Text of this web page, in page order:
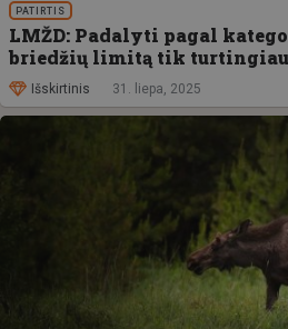
PATIRTIS
LMŽD: Padalyti pagal
briedžių limitą tik
Išskirtinis 31. liepa, 2025